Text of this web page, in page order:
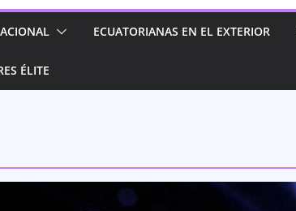
los playoffs de la
2026
ECUATORIANAS EN EL EXTERIOR
ÉLITE